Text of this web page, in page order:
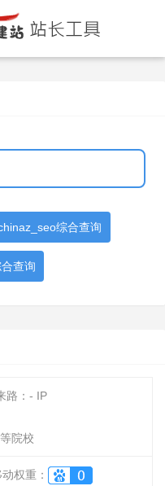
综合查询
查询
路： - IP
院校
权重：